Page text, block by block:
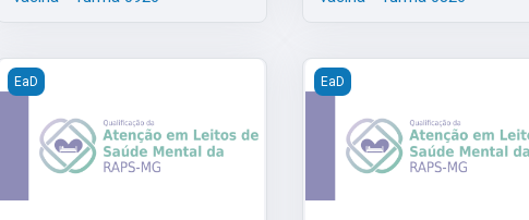
de salas de vacina - Turma 0626
Qualificação da Atenção em Leitos de Saúde Mental na RAPS-MG -
EaD Qualificação da Atenção em
EaD